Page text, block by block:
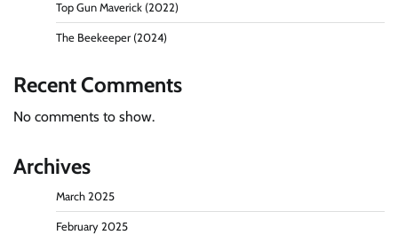
Top Gun Maverick (2022)
The Beekeeper (2024)
Recent Comments
No comments to show.
Archives
March 2025
February 2025